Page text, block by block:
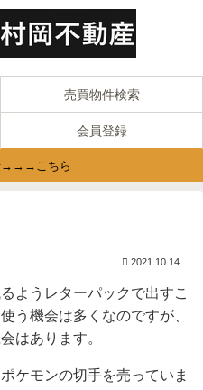
売買物件検索
会員登録
→→→こちら
2021.10.14
ようレターパックで出すこ
う機会は多くなのですが、
はあります。
ケモンの切手を売っていま